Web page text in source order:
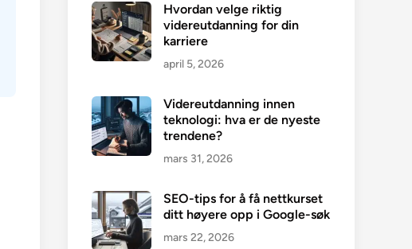
Hvordan velge riktig
videreutdanning for din
karriere
april 5, 2026
Videreutdanning innen
teknologi: hva er de nyeste
trendene?
mars 31, 2026
SEO-tips for å få nettkurset
ditt høyere opp i Google-søk
mars 22, 2026